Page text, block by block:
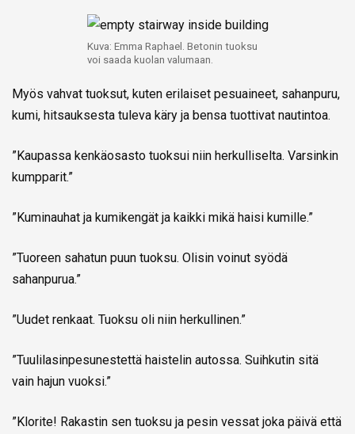
Kuva: Emma Raphael. Betonin tuoksu
voi saada kuolan valumaan.
Myös vahvat tuoksut, kuten erilaiset pesuaineet, sahanpuru,
kumi, hitsauksesta tuleva käry ja bensa tuottivat nautintoa.
”Kaupassa kenkäosasto tuoksui niin herkulliselta. Varsinkin
kumpparit.”
”Kuminauhat ja kumikengät ja kaikki mikä haisi kumille.”
”Tuoreen sahatun puun tuoksu. Olisin voinut syödä
sahanpurua.”
”Uudet renkaat. Tuoksu oli niin herkullinen.”
”Tuulilasinpesunestettä haistelin autossa. Suihkutin sitä
vain hajun vuoksi.”
”Klorite! Rakastin sen tuoksu ja pesin vessat joka päivä että